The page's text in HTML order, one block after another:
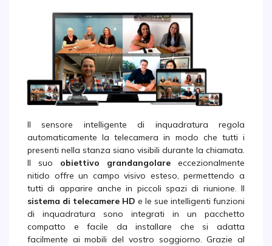
Il sensore intelligente di inquadratura regola
automaticamente la telecamera in modo che tutti i
presenti nella stanza siano visibili durante la chiamata.
Il suo obiettivo grandangolare eccezionalmente
nitido offre un campo visivo esteso, permettendo a
tutti di apparire anche in piccoli spazi di riunione. Il
sistema di telecamere HD e le sue intelligenti funzioni
di inquadratura sono integrati in un pacchetto
compatto e facile da installare che si adatta
facilmente ai mobili del vostro soggiorno. Grazie al